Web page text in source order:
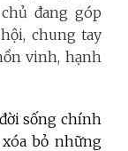
đang góp
chung tay
vinh, hạnh
sống chính
bỏ những